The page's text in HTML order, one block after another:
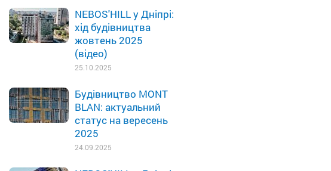
NEBOS'HILL у Дніпрі:
хід будівництва
жовтень 2025
(відео)
25.10.2025
Будівництво MONT
BLAN: актуальний
статус на вересень
2025
24.09.2025